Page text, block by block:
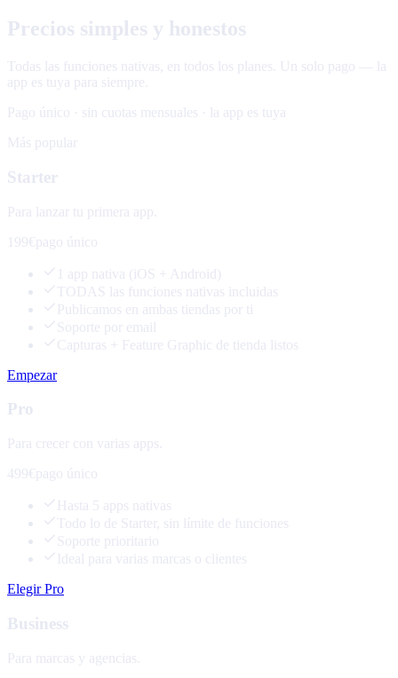
Precios simples y honestos
Todas las funciones nativas, en todos los planes. Un solo pago — la
app es tuya para siempre.
Pago único · sin cuotas mensuales · la app es tuya
Más popular
Starter
Para lanzar tu primera app.
199€
pago único
1 app nativa (iOS + Android)
TODAS las funciones nativas incluidas
Publicamos en ambas tiendas por ti
Soporte por email
Capturas + Feature Graphic de tienda listos
Empezar
Pro
Para crecer con varias apps.
499€
pago único
Hasta 5 apps nativas
Todo lo de Starter, sin límite de funciones
Soporte prioritario
Ideal para varias marcas o clientes
Elegir Pro
Business
Para marcas y agencias.